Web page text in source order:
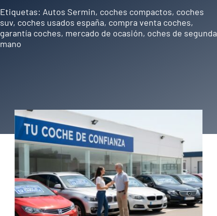
Etiquetas: Autos Sermin, coches compactos, coches
suv, coches usados españa, compra venta coches,
garantía coches, mercado de ocasión, oches de segunda
mano